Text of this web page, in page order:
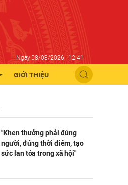
Ngày 08/08/2026 - 12:41
GIỚI THIỆU
"Khen thưởng phải đúng
người, đúng thời điểm, tạo
sức lan tỏa trong xã hội"